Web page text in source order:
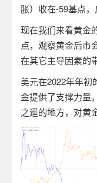
胀）收在-59基点，
现在我们来看黄金
点，观察黄金后市
在其它主导因素的
美元在2022年年初
金提供了支撑力量
之遥的地方，对黄